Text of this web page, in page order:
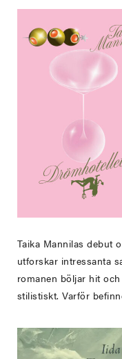
Taika Mannilas debut
utforskar intressanta
romanen böljar hit
stilistiskt. Varför